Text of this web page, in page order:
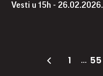
Vesti u 15h - 26.02.2026.
1 ... 55